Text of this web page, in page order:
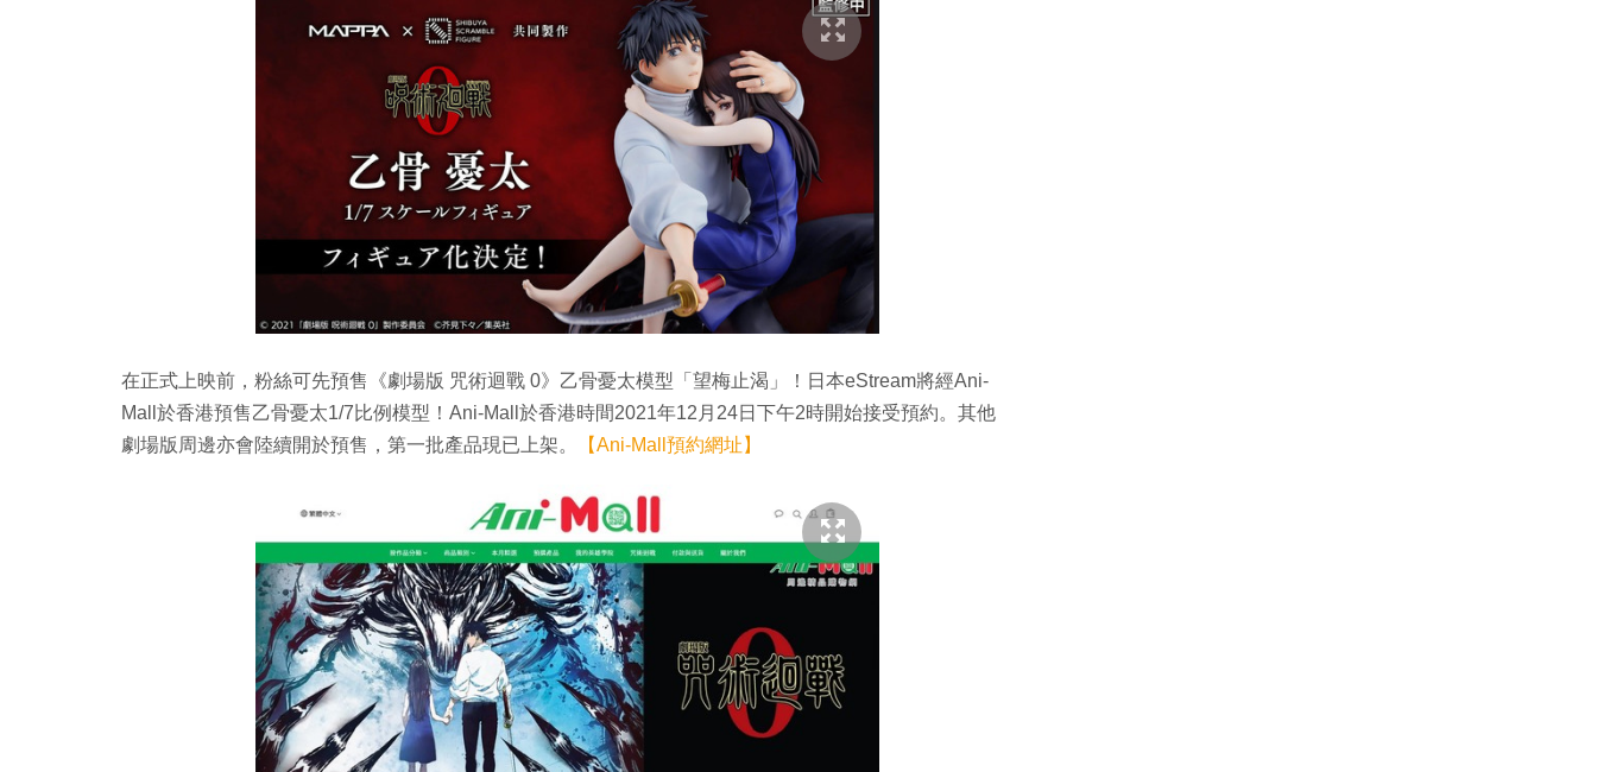
在正式上映前，粉絲可先預售《劇場版 咒術迴戰 0》乙骨憂太模型「望梅止渴」！日本eStream將經Ani-
Mall於香港預售乙骨憂太1/7比例模型！Ani-Mall於香港時間2021年12月24日下午2時開始接受預約。其他
劇場版周邊亦會陸續開於預售，第一批產品現已上架。
【Ani-Mall預約網址】